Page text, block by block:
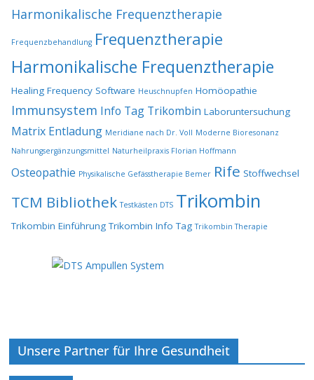
Harmonikalische Frequenztherapie
Frequenzbehandlung Frequenztherapie
Harmonikalische Frequenztherapie
Healing Frequency Software Heuschnupfen Homöopathie
Immunsystem Info Tag Trikombin Laboruntersuchung
Matrix Entladung Meridiane nach Dr. Voll Moderne Bioresonanz
Nahrungsergänzungsmittel Naturheilpraxis Florian Hoffmann
Osteopathie Physikalische Gefässtherapie Bemer Rife Stoffwechsel
TCM Bibliothek Testkästen DTS Trikombin
Trikombin Einführung Trikombin Info Tag Trikombin Therapie
Unsere Partner für Ihre Gesundheit